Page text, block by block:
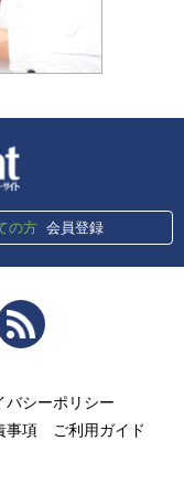
の方 会員登録
バシーポリシー
事項
ご利用ガイド